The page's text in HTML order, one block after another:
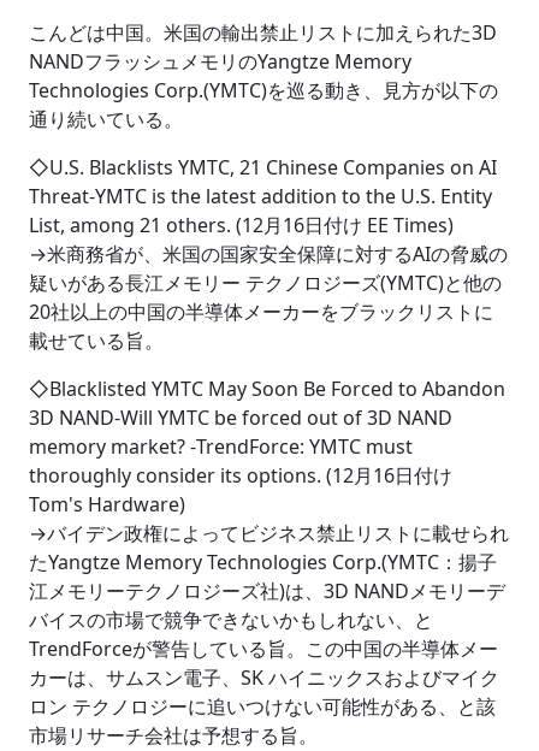
こんどは中国。米国の輸出禁止リストに加えられた3D
NANDフラッシュメモリのYangtze Memory
Technologies Corp.(YMTC)を巡る動き、見方が以下の
通り続いている。
◇U.S. Blacklists YMTC, 21 Chinese Companies on AI
Threat‐YMTC is the latest addition to the U.S. Entity
List, among 21 others. (12月16日付け EE Times)
→米商務省が、米国の国家安全保障に対するAIの脅威の
疑いがある長江メモリー テクノロジーズ(YMTC)と他の
20社以上の中国の半導体メーカーをブラックリストに
載せている旨。
◇Blacklisted YMTC May Soon Be Forced to Abandon
3D NAND‐Will YMTC be forced out of 3D NAND
memory market? ‐TrendForce: YMTC must
thoroughly consider its options. (12月16日付け
Tom's Hardware)
→バイデン政権によってビジネス禁止リストに載せられ
たYangtze Memory Technologies Corp.(YMTC：揚子
江メモリーテクノロジーズ社)は、3D NANDメモリーデ
バイスの市場で競争できないかもしれない、と
TrendForceが警告している旨。この中国の半導体メー
カーは、サムスン電子、SK ハイニックスおよびマイク
ロン テクノロジーに追いつけない可能性がある、と該
市場リサーチ会社は予想する旨。